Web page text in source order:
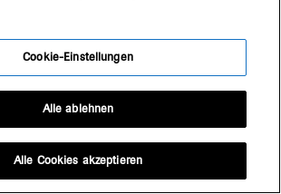
Cookie-Einstellungen
Alle ablehnen
Alle Cookies akzeptieren